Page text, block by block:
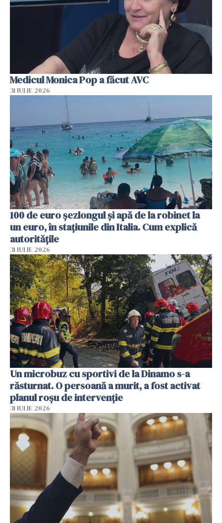
Medicul Monica Pop a făcut AVC
31 IULIE 2026
100 de euro șezlongul și apă de la robinet la
un euro, în stațiunile din Italia. Cum explică
autoritățile
31 IULIE 2026
Un microbuz cu sportivi de la Dinamo s-a
răsturnat. O persoană a murit, a fost activat
planul roșu de intervenție
31 IULIE 2026